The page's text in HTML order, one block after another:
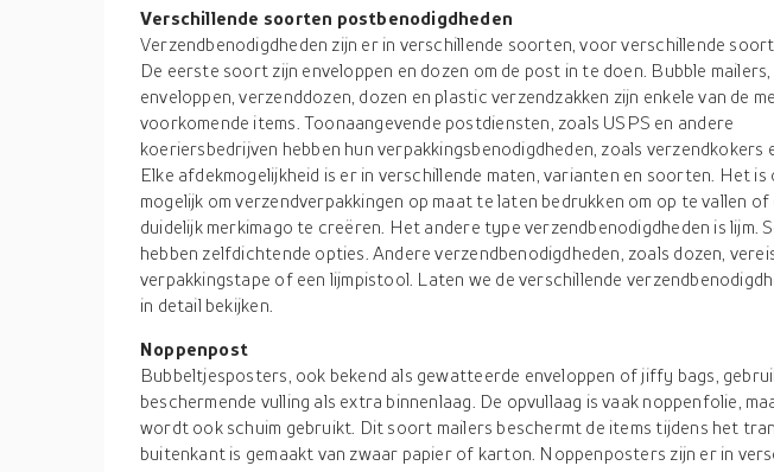
Verschillende soorten postbenodigdheden
Verzendbenodigdheden zijn er in verschillende soorten, voor verschillende
De eerste soort zijn enveloppen en dozen om de post in te doen. Bubble mailers,
enveloppen, verzenddozen, dozen en plastic verzendzakken zijn enkele van de
voorkomende items. Toonaangevende postdiensten, zoals USPS en andere
koeriersbedrijven hebben hun verpakkingsbenodigdheden, zoals verzendkokers
Elke afdekmogelijkheid is er in verschillende maten, varianten en soorten. Het is
mogelijk om verzendverpakkingen op maat te laten bedrukken om op te vallen of
duidelijk merkimago te creëren. Het andere type verzendbenodigdheden is lijm.
hebben zelfdichtende opties. Andere verzendbenodigdheden, zoals dozen,
verpakkingstape of een lijmpistool. Laten we de verschillende
in detail bekijken.
Noppenpost
Bubbeltjesposters, ook bekend als gewatteerde enveloppen of jiffy bags,
beschermende vulling als extra binnenlaag. De opvullaag is vaak noppenfolie,
wordt ook schuim gebruikt. Dit soort mailers beschermt de items tijdens het
buitenkant is gemaakt van zwaar papier of karton. Noppenposters zijn er in